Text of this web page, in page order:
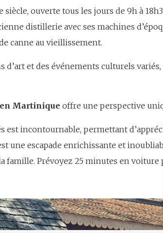
ouverte tous les jours de 9h à
distillerie avec ses machines
canne au vieillissement.
d’art et des événements culturels
Martinique offre une perspective
incontournable, permettant
une escapade enrichissante et
famille. Prévoyez 25 minutes en